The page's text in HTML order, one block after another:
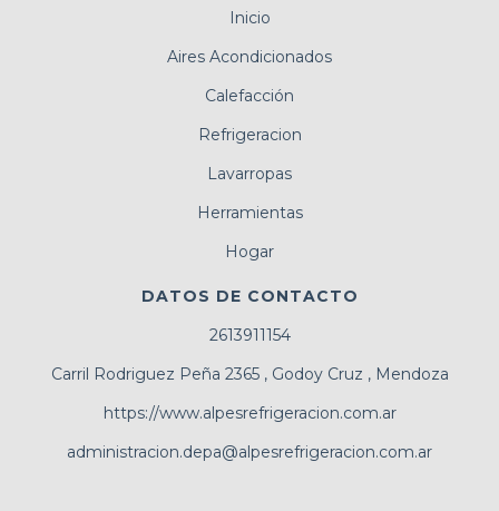
Inicio
Aires Acondicionados
Calefacción
Refrigeracion
Lavarropas
Herramientas
Hogar
DATOS DE CONTACTO
2613911154
Carril Rodriguez Peña 2365 , Godoy Cruz , Mendoza
https://www.alpesrefrigeracion.com.ar
administracion.depa@alpesrefrigeracion.com.ar